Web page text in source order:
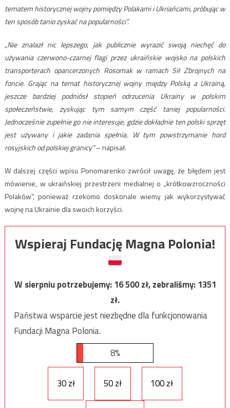
tematem historycznej wojny pomiędzy Polakami i Ukriańcami, próbując w
ten sposób tanio zyskać na popularności”.
„Nie znalazł nic lepszego, jak publicznie wyrazić swoją niechęć do
używania czerwono-czarnej flagi przez ukraińskie wojsko na polskich
transporterach opancerzonych Rosomak w ramach Sił Zbrojnych na
foncie. Grając na temat historycznej wojny między Polską a Ukrainą,
jeszcze bardziej podniósł stopień odrzucenia Ukrainy w polskim
społeczeństwie, zyskując tym samym część taniej popularności.
Jednocześnie zupełnie go nie interesuje, gdzie dokładnie ten polski sprzęt
jest używany i jakie zadania spełnia. W tym powstrzymanie hord
rosyjskich od polskiej granicy”– napisał.
W dalszej części wpisu Ponomarenko zwrócił uwagę, że błędem jest
mówienie, w ukraińskiej przestrzeni medialnej o „krótkowzroczności
Polaków”, ponieważ rzekomo doskonale wiemy jak wykorzystywać
wojnę na Ukrainie dla swoich korzyści.
Wspieraj Fundację Magna Polonia!
W sierpniu potrzebujemy:16 500zł, zebraliśmy:1351
zł.
Państwa wsparcie jest niezbędne dla funkcjonowania
Fundacji Magna Polonia.
8%
30 zł 50 zł 100 zł